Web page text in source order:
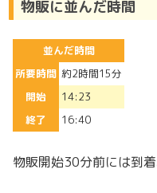
物販に並んだ時間
並んだ時間
所要時間 約2時間15分
開始
14:23
終了
16:40
物販開始30分前には到着